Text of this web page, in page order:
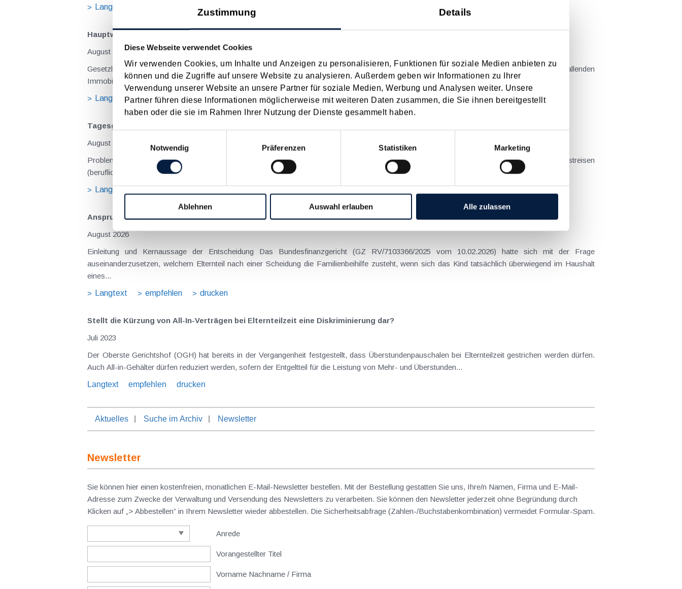
Zustimmung Details
Diese Webseite verwendet Cookies
Wir verwenden Cookies, um Inhalte und Anzeigen zu personalisieren, Funktionen für soziale Medien anbieten zu
können und die Zugriffe auf unsere Website zu analysieren. Außerdem geben wir Informationen zu Ihrer
Verwendung unserer Website an unsere Partner für soziale Medien, Werbung und Analysen weiter. Unsere
Partner führen diese Informationen möglicherweise mit weiteren Daten zusammen, die Sie ihnen bereitgestellt
haben oder die sie im Rahmen Ihrer Nutzung der Dienste gesammelt haben.
Notwendig
Präferenzen Statistiken Marketing
Ablehnen Auswahl erlauben Alle zulassen
Langtext
drucken
Hauptwohnsitz​­befreiung – Verfügungsgewalt muss laut BFG in zeitlichem Zusammenhang mit dem Kaufvertrag stehen
August 2026
Gesetzliche Grundlagen der Hauptwohnsitzbefreiung Eine Ausnahme von der bei privaten Grundstücksveräußerungen regelmäßig anfallenden
Immobilienertragsteuer (ImmoESt) liegt dann vor, wenn die Voraussetzungen für die Hauptwohnsitzbefreiung erfüllt sind....
Langtext
empfehlen drucken
Tagesgelder auch bei eintägiger Reise ohne Nächtigung
August 2026
Problemstellung und rechtlicher Hintergrund Tagesgelder sollen Verpflegungsmehraufwendungen ausgleichen, welche im Zuge von Dienstreisen
(beruflich bedingten Reisen) durch die Unkenntnis über die lokale Gastronomie resultieren – typischerweise stellt sich das Problem in der...
Langtext
Anspruch auf Familienbeihilfe bei geschiedenen Eltern
August 2026
Einleitung und Kernaussage der Entscheidung Das Bundesfinanzgericht (GZ RV/7103366/2025 vom 10.02.2026) hatte sich mit der Frage
auseinanderzusetzen, welchem Elternteil nach einer Scheidung die Familienbeihilfe zusteht, wenn sich das Kind tatsächlich überwiegend im Haushalt
eines...
Langtext
empfehlen drucken
Stellt die Kürzung von All-In-Verträgen bei Elternteilzeit eine Diskriminierung dar?
Juli 2023
Der Oberste Gerichtshof (OGH) hat bereits in der Vergangenheit festgestellt, dass Überstundenpauschalen bei Elternteilzeit gestrichen werden dürfen.
Auch All-in-Gehälter dürfen reduziert werden, sofern der Entgeltteil für die Leistung von Mehr- und Überstunden...
Langtext
empfehlen drucken
Aktuelles Suche im Archiv Newsletter
Newsletter
Sie können hier einen kostenfreien, monatlichen E-Mail-Newsletter bestellen. Mit der Bestellung gestatten Sie uns, Ihre/n Namen, Firma und E-Mail-
Adresse zum Zwecke der Verwaltung und Versendung des Newsletters zu verarbeiten. Sie können den Newsletter jederzeit ohne Begründung durch
Klicken auf „> Abbestellen” in Ihrem Newsletter wieder abbestellen. Die Sicherheitsabfrage (Zahlen-/Buchstabenkombination) vermeidet Formular-Spam.
Anrede
Vorangestellter Titel
Vorname Nachname / Firma